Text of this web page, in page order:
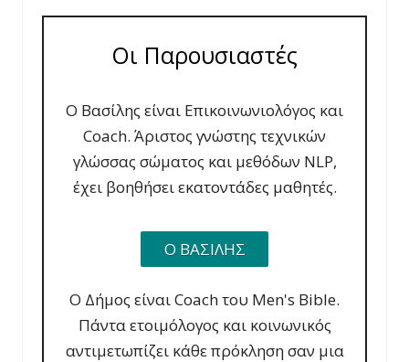
Οι Παρουσιαστές
Ο Βασίλης είναι Επικοινωνιολόγος και
Coach. Άριστος γνώστης τεχνικών
γλώσσας σώματος και μεθόδων NLP,
έχει βοηθήσει εκατοντάδες μαθητές.
Ο ΒΑΣΙΛΗΣ
Ο Δήμος είναι Coach του Men's Bible.
Πάντα ετοιμόλογος και κοινωνικός
αντιμετωπίζει κάθε πρόκληση σαν μια